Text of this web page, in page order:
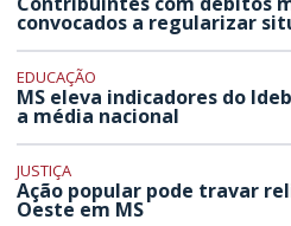
convocados a regularizar
EDUCAÇÃO
MS eleva indicadores do
a média nacional
JUSTIÇA
Ação popular pode travar
Oeste em MS